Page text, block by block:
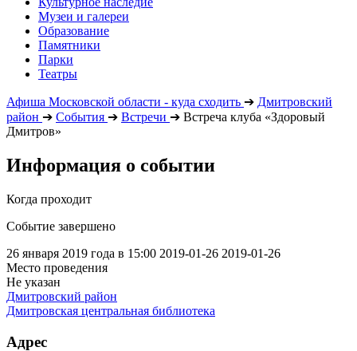
Музеи и галереи
Образование
Памятники
Парки
Театры
Афиша Московской области - куда сходить ➔ Дмитровский
район ➔ События ➔ Встречи ➔ Встреча клуба «Здоровый
Дмитров»
Информация о событии
Когда проходит
Событие завершено
26 января 2019 года в 15:00 2019-01-26 2019-01-26
Место проведения
Не указан
Дмитровский район
Дмитровская центральная библиотека
Адрес